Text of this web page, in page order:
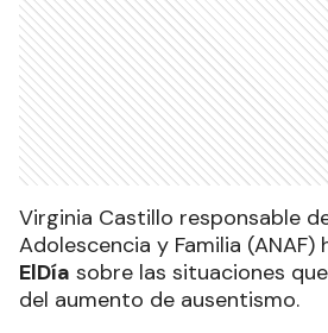
Virginia Castillo responsable
Adolescencia y Familia (ANAF)
ElDía sobre las situaciones
del aumento de ausentismo.